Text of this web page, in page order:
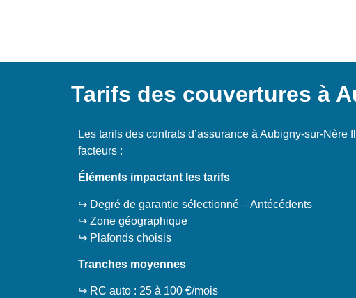
Tarifs des couvertures à
Les tarifs des contrats d’assurance à Aubigny-sur-Nère
facteurs :
Éléments impactant les tarifs
↪️ Degré de garantie sélectionné – Antécédents
↪️ Zone géographique
↪️ Plafonds choisis
Tranches moyennes
↪️ RC auto : 25 à 100 €/mois